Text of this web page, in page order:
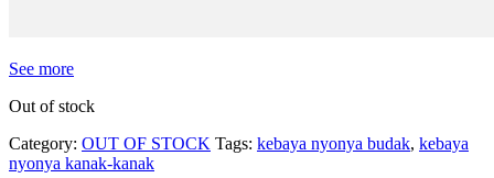
See more
Out of stock
Category: OUT OF STOCK Tags: kebaya nyonya budak, kebaya
nyonya kanak-kanak